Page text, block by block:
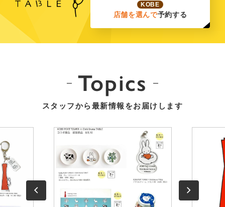
KOBE
店舗を選んで予約する
Topics
スタッフから最新情報をお届けします